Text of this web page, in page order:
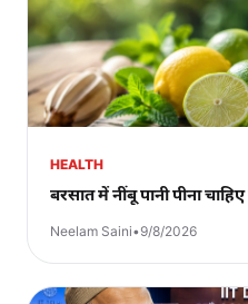
HEALTH
बरसात में नींबू पानी पीना
Neelam Saini•9/8/2026